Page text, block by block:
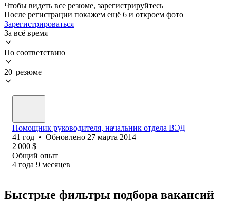
Чтобы видеть все резюме, зарегистрируйтесь
После регистрации покажем ещё 6 и откроем фото
Зарегистрироваться
За всё время
По соответствию
20 резюме
Помощник руководителя, начальник отдела ВЭД
41 год • Обновлено 27 марта 2014
2 000 $
Общий опыт
4 года 9 месяцев
Быстрые фильтры подбора вакансий